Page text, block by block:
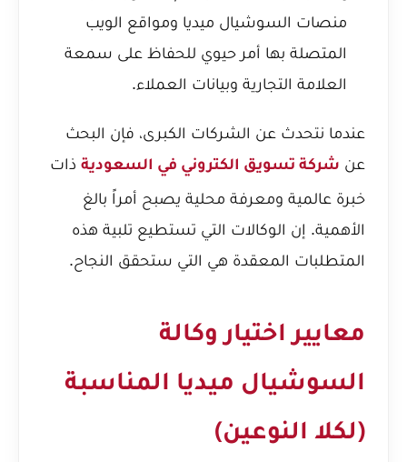
منصات السوشيال ميديا ومواقع الويب
المتصلة بها أمر حيوي للحفاظ على سمعة
العلامة التجارية وبيانات العملاء.
عندما نتحدث عن الشركات الكبرى، فإن البحث
عن شركة تسويق الكتروني في السعودية ذات
خبرة عالمية ومعرفة محلية يصبح أمراً بالغ
الأهمية. إن الوكالات التي تستطيع تلبية هذه
المتطلبات المعقدة هي التي ستحقق النجاح.
معايير اختيار وكالة
السوشيال ميديا المناسبة
(لكلا النوعين)